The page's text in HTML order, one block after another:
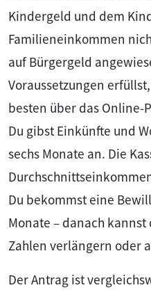
Kindergeld und dem
Familieneinkommen
auf Bürgergeld
Voraussetzungen
besten über das Online-
Du gibst Einkünfte und
sechs Monate an. Die
Du bekommst eine
Monate – danach
Zahlen verlängern oder
Der Antrag ist